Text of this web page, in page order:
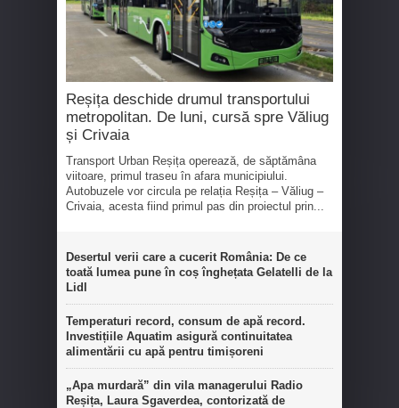
Reșița deschide drumul transportului
metropolitan. De luni, cursă spre Văliug
și Crivaia
Transport Urban Reșița operează, de săptămâna
viitoare, primul traseu în afara municipiului.
Autobuzele vor circula pe relația Reșița – Văliug –
Crivaia, acesta fiind primul pas din proiectul prin...
Desertul verii care a cucerit România: De ce
toată lumea pune în coș înghețata Gelatelli de la
Lidl
Temperaturi record, consum de apă record.
Investițiile Aquatim asigură continuitatea
alimentării cu apă pentru timișoreni
„Apa murdară” din vila managerului Radio
Reșița, Laura Sgaverdea, contorizată de